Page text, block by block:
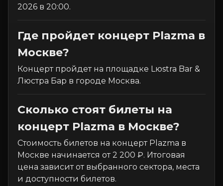
2026 в 20:00.
Где пройдет концерт Plazma в
Москве?
Концерт пройдет на площадке Lюstra Bar &
Люстра Бар в городе Москва.
Сколько стоят билеты на
концерт Plazma в Москве?
Стоимость билетов на концерт Plazma в
Москве начинается от 2 200 ₽. Итоговая
цена зависит от выбранного сектора, места
и доступности билетов.